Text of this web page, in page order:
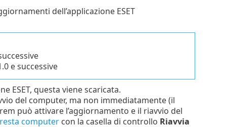
dell’applicazione ESET
e successive
ESET, questa viene scaricata.
del computer, ma non immediatamente (il
può attivare l’aggiornamento e il riavvio del
computercon la casella di controllo Riavvia